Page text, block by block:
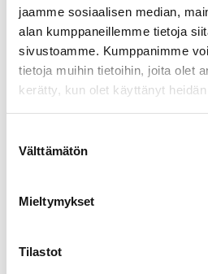
jaamme sosiaalisen median,
alan kumppaneillemme tietoja
sivustoamme. Kumppanimme
tietoja muihin tietoihin, joita olet
kerätty, kun olet käyttänyt
valinta
Välttämätön
Mieltymykset
Tilastot